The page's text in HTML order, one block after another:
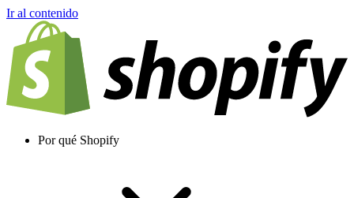
Ir al contenido
Por qué Shopify